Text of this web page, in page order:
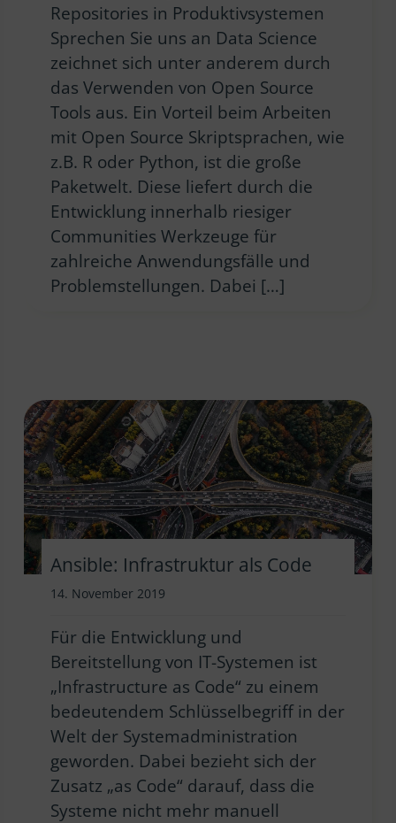
Repositories in Produktivsystemen
Sprechen Sie uns an Data Science
zeichnet sich unter anderem durch
das Verwenden von Open Source
Tools aus. Ein Vorteil beim Arbeiten
mit Open Source Skriptsprachen, wie
z.B. R oder Python, ist die große
Paketwelt. Diese liefert durch die
Entwicklung innerhalb riesiger
Communities Werkzeuge für
zahlreiche Anwendungsfälle und
Problemstellungen. Dabei […]
Ansible: Infrastruktur als Code
14. November 2019
Für die Entwicklung und
Bereitstellung von IT-Systemen ist
„Infrastructure as Code“ zu einem
bedeutendem Schlüsselbegriff in der
Welt der Systemadministration
geworden. Dabei bezieht sich der
Zusatz „as Code“ darauf, dass die
Systeme nicht mehr manuell